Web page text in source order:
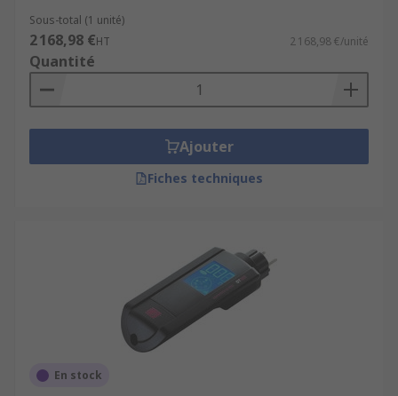
Sous-total (1 unité)
2 168,98 €HT 2 168,98 €/unité
Quantité
Ajouter
Fiches techniques
En stock